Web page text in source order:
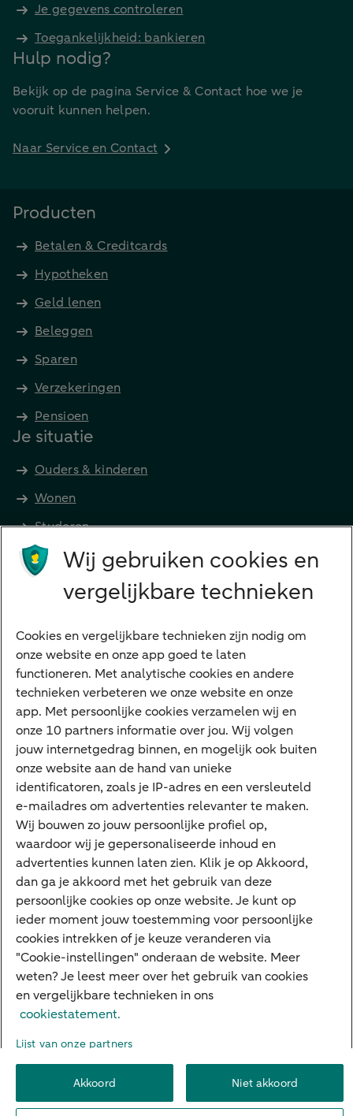
Je gegevens controleren
Toegankelijkheid: bankieren
Hulp nodig?
Bekijk op de pagina Service & Contact hoe we je
vooruit kunnen helpen.
Naar Service en Contact
Producten
Betalen & Creditcards
Hypotheken
Geld lenen
Beleggen
Sparen
Verzekeringen
Pensioen
Je situatie
Ouders & kinderen
Wonen
Studeren
Preferred Banking
Digitale diensten
Internet Bankieren
ABN AMRO app
Tikkie
Apple Pay
Google Pay
Veilig bankieren
Meest gezocht
Hypotheek berekenen
E.dentifier
Jaaroverzicht
Rood staan
Over ABN AMRO
Werken bij ABN AMRO
DuurzaamheidVeiligheidPrivacy DisclaimerCookie-instellingen
Wij gebruiken cookies en
vergelijkbare technieken
Cookies en vergelijkbare technieken zijn nodig om
onze website en onze app goed te laten
functioneren. Met analytische cookies en andere
technieken verbeteren we onze website en onze
app. Met persoonlijke cookies verzamelen wij en
onze 10 partners informatie over jou. Wij volgen
jouw internetgedrag binnen, en mogelijk ook buiten
onze website aan de hand van unieke
identificatoren, zoals je IP-adres en een versleuteld
e-mailadres om advertenties relevanter te maken.
Wij bouwen zo jouw persoonlijke profiel op,
waardoor wij je gepersonaliseerde inhoud en
advertenties kunnen laten zien. Klik je op Akkoord,
dan ga je akkoord met het gebruik van deze
persoonlijke cookies op onze website. Je kunt op
ieder moment jouw toestemming voor persoonlijke
cookies intrekken of je keuze veranderen via
"Cookie-instellingen" onderaan de website. Meer
weten? Je leest meer over het gebruik van cookies
en vergelijkbare technieken in ons
cookiestatement.
Lijst van onze partners
Akkoord Niet akkoord